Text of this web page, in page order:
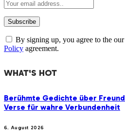
By signing up, you agree to the
Policy agreement.
WHAT'S HOT
Berühmte Gedichte über
Verse für wahre Verbundenheit
6. August 2026